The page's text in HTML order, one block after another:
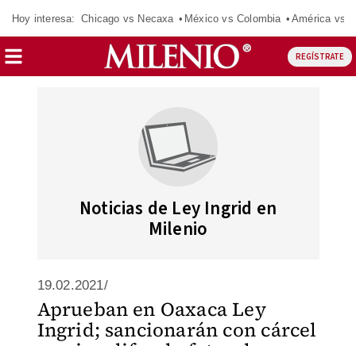
Hoy interesa: Chicago vs Necaxa México vs Colombia América vs
REGÍSTRATE
Noticias de Ley Ingrid en
Milenio
19.02.2021/
Aprueban en Oaxaca Ley
Ingrid; sancionarán con cárcel